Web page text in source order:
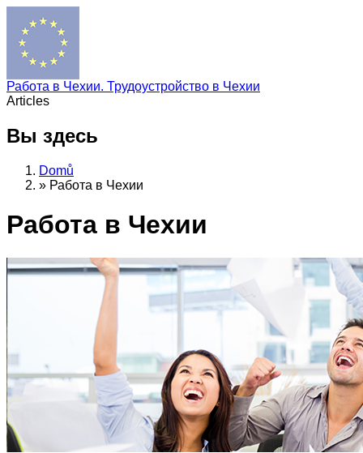
Работа в Чехии. Трудоустройство в Чехии
Articles
Вы здесь
Domů
» Работа в Чехии
Работа в Чехии